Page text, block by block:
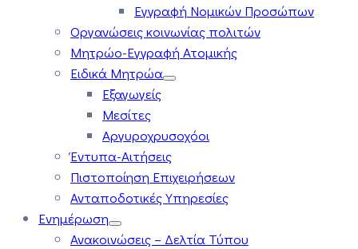
Εγγραφή Νομικών Προσώπων
Οργανώσεις κοινωνίας πολιτών
Μητρώο-Εγγραφή Ατομικής
Ειδικά Μητρώα
Εξαγωγείς
Μεσίτες
Αργυροχρυσοχόοι
Έντυπα-Αιτήσεις
Πιστοποίηση Επιχειρήσεων
Ανταποδοτικές Υπηρεσίες
Ενημέρωση
Ανακοινώσεις – Δελτία Τύπου